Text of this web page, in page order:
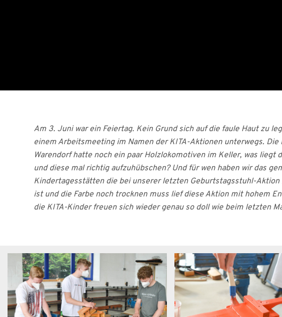
Am 3. Juni war ein Feiertag. Kein Grund sich auf die faule Haut zu
einem Arbeitsmeeting im Namen der KITA-Aktionen unterwegs.
Warendorf hatte noch ein paar Holzlokomotiven im Keller, was liegt
und diese mal richtig aufzuhübschen? Und für wen haben wir das
Kindertagesstätten die bei unserer letzten Geburtstagsstuhl-Aktion
ist und die Farbe noch trocknen muss lief diese Aktion mit hohem
die KITA-Kinder freuen sich wieder genau so doll wie beim letzten